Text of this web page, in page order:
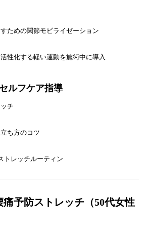
ための関節モビライゼーション
性化する軽い運動を施術中に導入
ルフケア指導
チ
ち方のコツ
トレッチルーティン
痛予防ストレッチ（50代女性